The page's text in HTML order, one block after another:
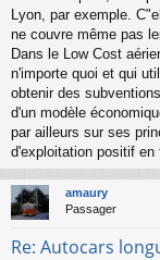
Lyon, par exemple.
ne couvre même pas
Dans le Low Cost
n'importe quoi et qui
obtenir des
d'un modèle
par ailleurs sur ses
d'exploitation positif
amaury
Passager
Re: Autocars